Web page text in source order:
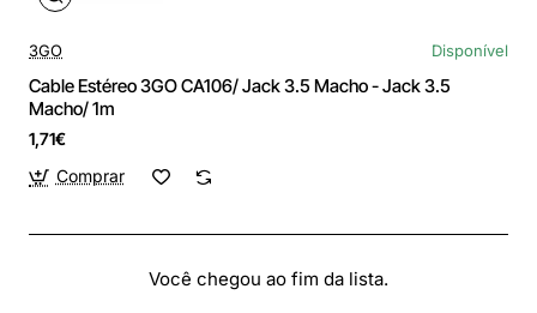
3GO Disponível
Cable Estéreo 3GO CA106/ Jack 3.5 Macho - Jack 3.5
Macho/ 1m
1,71€
Comprar
Você chegou ao fim da lista.